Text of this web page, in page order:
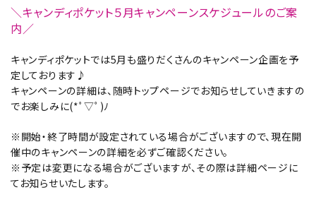
＼キャンディポケット５月キャンペーンスケジュールのご案
内／
キャンディポケットでは5月も盛りだくさんのキャンペーン企画を予
定しております♪
キャンペーンの詳細は、随時トップページでお知らせしていきますの
でお楽しみに(*ﾟ▽ﾟ)ﾉ
※開始・終了時間が設定されている場合がございますので、現在開
催中のキャンペーンの詳細を必ずご確認ください。
※予定は変更になる場合がございますが、その際は詳細ページに
てお知らせいたします。